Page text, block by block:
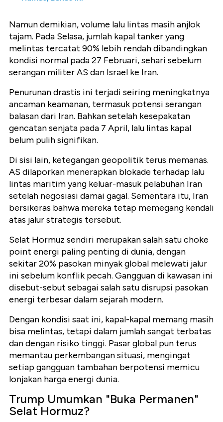
Namun demikian, volume lalu lintas masih anjlok
tajam. Pada Selasa, jumlah kapal tanker yang
melintas tercatat 90% lebih rendah dibandingkan
kondisi normal pada 27 Februari, sehari sebelum
serangan militer AS dan Israel ke Iran.
Penurunan drastis ini terjadi seiring meningkatnya
ancaman keamanan, termasuk potensi serangan
balasan dari Iran. Bahkan setelah kesepakatan
gencatan senjata pada 7 April, lalu lintas kapal
belum pulih signifikan.
Di sisi lain, ketegangan geopolitik terus memanas.
AS dilaporkan menerapkan blokade terhadap lalu
lintas maritim yang keluar-masuk pelabuhan Iran
setelah negosiasi damai gagal. Sementara itu, Iran
bersikeras bahwa mereka tetap memegang kendali
atas jalur strategis tersebut.
Selat Hormuz sendiri merupakan salah satu choke
point energi paling penting di dunia, dengan
sekitar 20% pasokan minyak global melewati jalur
ini sebelum konflik pecah. Gangguan di kawasan ini
disebut-sebut sebagai salah satu disrupsi pasokan
energi terbesar dalam sejarah modern.
Dengan kondisi saat ini, kapal-kapal memang masih
bisa melintas, tetapi dalam jumlah sangat terbatas
dan dengan risiko tinggi. Pasar global pun terus
memantau perkembangan situasi, mengingat
setiap gangguan tambahan berpotensi memicu
lonjakan harga energi dunia.
Trump Umumkan "Buka Permanen"
Selat Hormuz?